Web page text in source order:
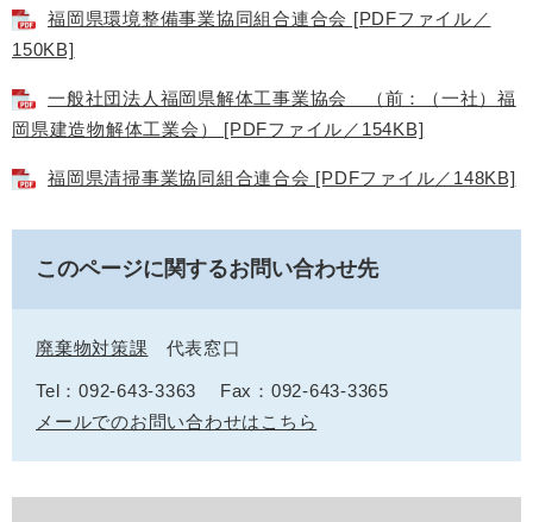
福岡県環境整備事業協同組合連合会 [PDFファイル／
150KB]
一般社団法人福岡県解体工事業協会 （前：（一社）福
岡県建造物解体工業会） [PDFファイル／154KB]
福岡県清掃事業協同組合連合会 [PDFファイル／148KB]
このページに関するお問い合わせ先
廃棄物対策課 代表窓口
Tel：092-643-3363
Fax：092-643-3365
メールでのお問い合わせはこちら